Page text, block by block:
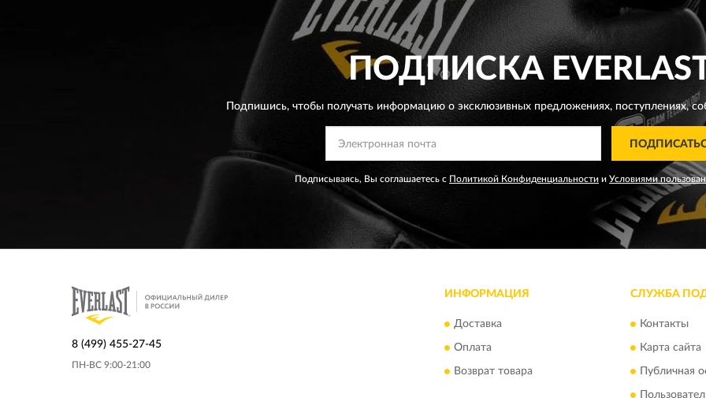
ПОДПИСКА
Подпишись, чтобы получать информацию о эксклюзивных предложениях,поступлениях,
Подписываясь, Вы соглашаетесь с Политикой Конфиденциальности и Условиями
8 (499) 455-27-45
ПН-ВС 9:00-21:00
ИНФОРМАЦИЯ
Доставка
Оплата
Возврат товара
СЛУЖБА
Контакты
Карта сайта
Публичная